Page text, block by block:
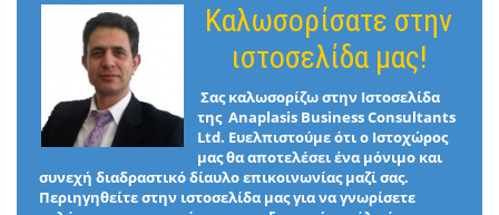
Καλωσορίσατε στην
ιστοσελίδα μας!
Σας καλωσορίζω στην Ιστοσελίδα
της Anaplasis Business Consultants
Ltd. Ευελπιστούμε ότι ο Ιστοχώρος
μας θα αποτελέσει ένα μόνιμο και
συνεχή διαδραστικό δίαυλο επικοινωνίας μαζί σας.
Περιηγηθείτε στην ιστοσελίδα μας για να γνωρίσετε